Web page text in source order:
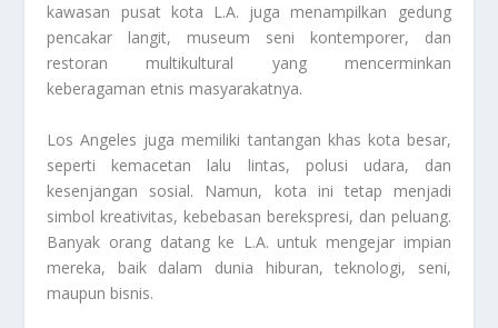
kawasan pusat kota L.A. juga menampilkan gedung
pencakar langit, museum seni kontemporer, dan
restoran multikultural yang mencerminkan
keberagaman etnis masyarakatnya.
Los Angeles juga memiliki tantangan khas kota besar,
seperti kemacetan lalu lintas, polusi udara, dan
kesenjangan sosial. Namun, kota ini tetap menjadi
simbol kreativitas, kebebasan berekspresi, dan peluang.
Banyak orang datang ke L.A. untuk mengejar impian
mereka, baik dalam dunia hiburan, teknologi, seni,
maupun bisnis.